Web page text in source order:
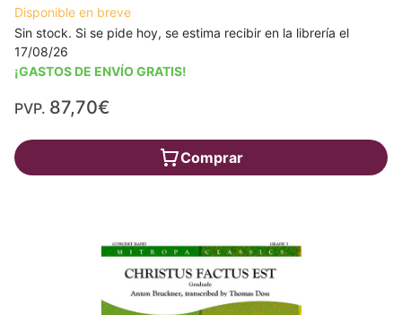
Disponible en breve
Sin stock. Si se pide hoy, se estima recibir en la librería el
17/08/26
¡GASTOS DE ENVÍO GRATIS!
PVP. 87,70€
Comprar